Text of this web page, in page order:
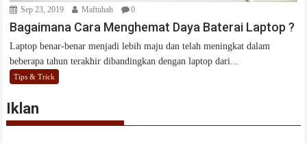
Sep 23, 2019 Maftuhah 0
Bagaimana Cara Menghemat Daya Baterai Laptop ?
Laptop benar-benar menjadi lebih maju dan telah meningkat dalam
beberapa tahun terakhir dibandingkan dengan laptop dari...
Tips & Trick
Iklan